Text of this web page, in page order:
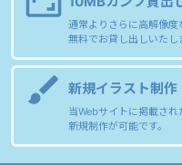
通常よりさらに高解像
無料でお貸し出しいたし
brush 新規イラスト制作
当Webサイトに掲載さ
新規制作が可能です。